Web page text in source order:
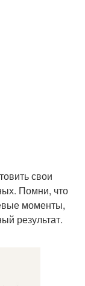
свои
Помни, что
моменты,
результат.